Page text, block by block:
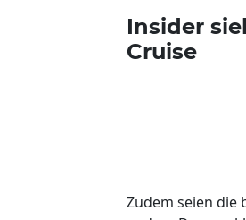
Insider
Cruise
Zudem seien die